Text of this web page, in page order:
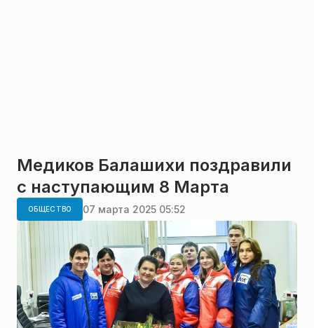
Медиков Балашихи поздравили
с наступающим 8 Марта
ОБЩЕСТВО 07 марта 2025 05:52